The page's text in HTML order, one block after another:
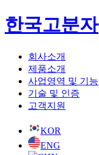
한국고분자
회사소개
제품소개
사업영역 및 기능
기술 및 인증
고객지원
KOR
ENG